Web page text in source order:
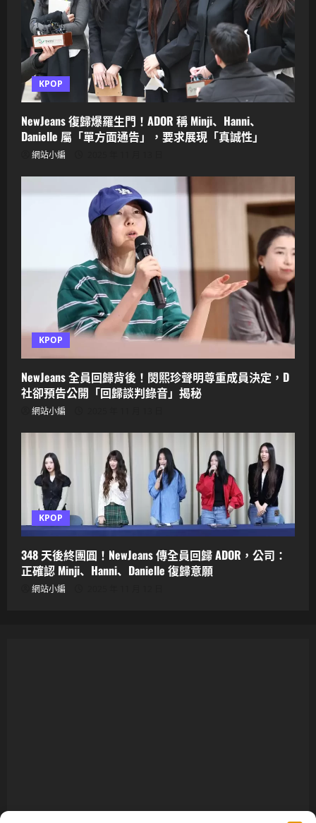
KPOP
NewJeans 復歸爆羅生門！ADOR 稱 Minji、Hanni、
Danielle 屬「單方面通告」，要求展現「真誠性」
網站小編
KPOP
NewJeans 全員回歸背後！閔熙珍聲明尊重成員決定，D
社卻預告公開「回歸談判錄音」揭秘
網站小編
KPOP
348 天後終團圓！NewJeans 傳全員回歸 ADOR，公司：
正確認 Minji、Hanni、Danielle 復歸意願
網站小編